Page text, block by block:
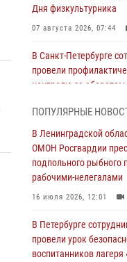
Дня физкультурника
07 августа 2026, 07:44
В Санкт-Петербурге
провели
контролю за
В Красносельском
задержал
летнему подростку
06 августа 2026, 13:39
оперативно
стрелявшего из
с жилыми домами
ПОПУЛЯРНЫЕ
В Ленинградской
ОМОН Росгвардии
подпольного рыбного
рабочими-нелегалами
16 июля 2026, 12:01
В Петербурге
провели урок
воспитанников лагеря